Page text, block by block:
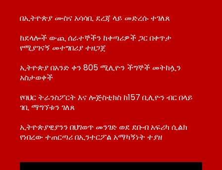
በኢትዮጵያ ሙስና አሳሳቢ ደረጃ ላይ መድረሱ ተገለጸ
ከደላሎች ውጪ ሰራተኞችን ከቀጣሪዎች ጋር በቀጥታ
የሚያገናኝ መተግበሪያ ተዘጋጀ
ኢትዮጵያ በአንድ ቀን 805 ሚሊዮን ችግኞች መትከሏን
አስታወቀች
የባህር ትራንስፖርት እና ሎጅስቲክስ ከ157 ቢሊዮን ብር በላይ
ገቢ ማግኘቱን ገለጸ
ኢትዮጵያዊያንን በህገወጥ መንገድ ወደ ደቡብ አፍሪካ ሲልክ
የነበረው ተጠርጣሪ በኢንተርፖል አማካኝነት ተያዘ